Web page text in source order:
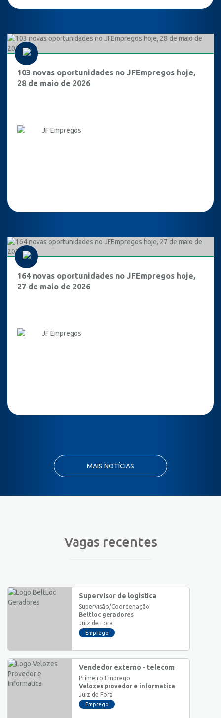
103 novas oportunidades no JFEmpregos hoje,
28 de maio de 2026
JF Empregos
164 novas oportunidades no JFEmpregos hoje,
27 de maio de 2026
JF Empregos
MAIS NOTÍCIAS
Vagas recentes
Supervisor de logística
Supervisão/Coordenação
Beltloc geradores
Juiz de Fora
Emprego
Vendedor externo - telecom
Primeiro Emprego
Velozes provedor e informatica
Juiz de Fora
Emprego